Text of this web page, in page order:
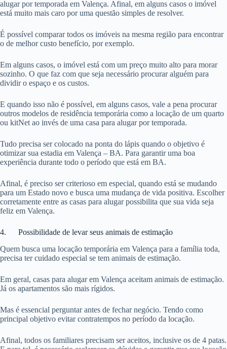
alugar por temporada em Valença. Afinal, em alguns casos o imóvel
está muito mais caro por uma questão simples de resolver.
É possível comparar todos os imóveis na mesma região para encontrar
o de melhor custo benefício, por exemplo.
Em alguns casos, o imóvel está com um preço muito alto para morar
sozinho. O que faz com que seja necessário procurar alguém para
dividir o espaço e os custos.
E quando isso não é possível, em alguns casos, vale a pena procurar
outros modelos de residência temporária como a locação de um quarto
ou kitNet ao invés de uma casa para alugar por temporada.
Tudo precisa ser colocado na ponta do lápis quando o objetivo é
otimizar sua estadia em Valença – BA. Para garantir uma boa
experiência durante todo o período que está em BA.
Afinal, é preciso ser criterioso em especial, quando está se mudando
para um Estado novo e busca uma mudança de vida positiva. Escolher
corretamente entre as casas para alugar possibilita que sua vida seja
feliz em Valença.
4. Possibilidade de levar seus animais de estimação
Quem busca uma locação temporária em Valença para a família toda,
precisa ter cuidado especial se tem animais de estimação.
Em geral, casas para alugar em Valença aceitam animais de estimação.
Já os apartamentos são mais rígidos.
Mas é essencial perguntar antes de fechar negócio. Tendo como
principal objetivo evitar contratempos no período da locação.
Afinal, todos os familiares precisam ser aceitos, inclusive os de 4 patas.